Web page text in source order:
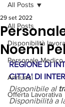
All Posts
Disponibilità
Personale Medico
Annunci
Offerta Lavorativa
All Posts
Noemi
29 set 2022
REGIONE DI
CITTA' DI
Disponibile al
Disponibilità a